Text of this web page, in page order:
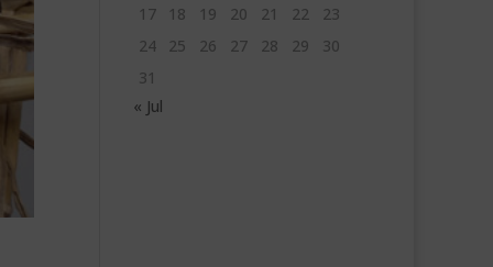
17
18 19 20 21 22
23
24
25 26 27 28 29
30
31
« Jul